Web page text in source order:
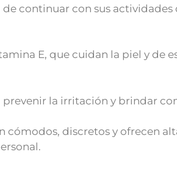
continuar con sus
E, que cuidan la piel y de
la irritación y brindar
cómodos, discretos y ofrecen